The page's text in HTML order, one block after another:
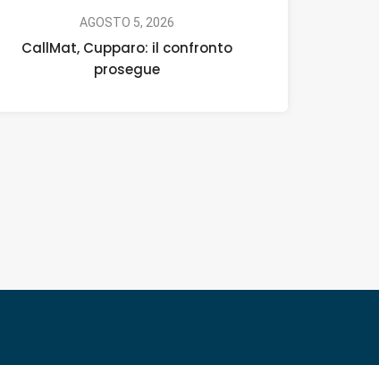
AGOSTO 5, 2026
CallMat, Cupparo: il confronto
prosegue